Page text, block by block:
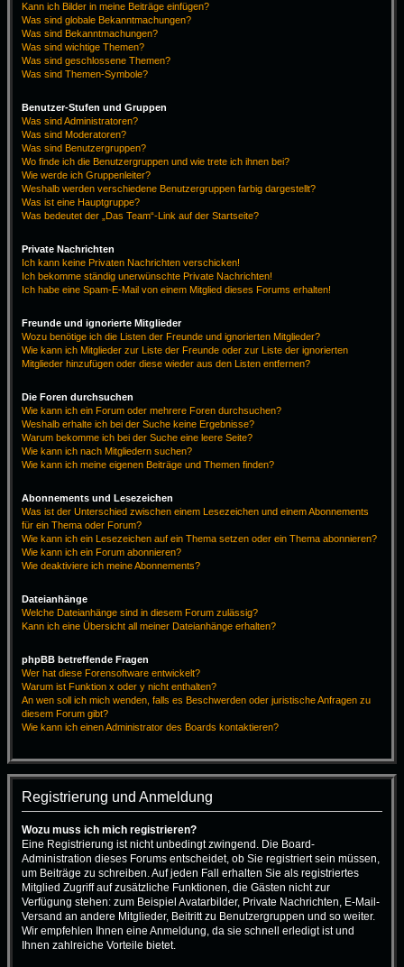
Kann ich Bilder in meine Beiträge einfügen?
Was sind globale Bekanntmachungen?
Was sind Bekanntmachungen?
Was sind wichtige Themen?
Was sind geschlossene Themen?
Was sind Themen-Symbole?
Benutzer-Stufen und Gruppen
Was sind Administratoren?
Was sind Moderatoren?
Was sind Benutzergruppen?
Wo finde ich die Benutzergruppen und wie trete ich ihnen bei?
Wie werde ich Gruppenleiter?
Weshalb werden verschiedene Benutzergruppen farbig dargestellt?
Was ist eine Hauptgruppe?
Was bedeutet der „Das Team“-Link auf der Startseite?
Private Nachrichten
Ich kann keine Privaten Nachrichten verschicken!
Ich bekomme ständig unerwünschte Private Nachrichten!
Ich habe eine Spam-E-Mail von einem Mitglied dieses Forums erhalten!
Freunde und ignorierte Mitglieder
Wozu benötige ich die Listen der Freunde und ignorierten Mitglieder?
Wie kann ich Mitglieder zur Liste der Freunde oder zur Liste der ignorierten
Mitglieder hinzufügen oder diese wieder aus den Listen entfernen?
Die Foren durchsuchen
Wie kann ich ein Forum oder mehrere Foren durchsuchen?
Weshalb erhalte ich bei der Suche keine Ergebnisse?
Warum bekomme ich bei der Suche eine leere Seite?
Wie kann ich nach Mitgliedern suchen?
Wie kann ich meine eigenen Beiträge und Themen finden?
Abonnements und Lesezeichen
Was ist der Unterschied zwischen einem Lesezeichen und einem Abonnements
für ein Thema oder Forum?
Wie kann ich ein Lesezeichen auf ein Thema setzen oder ein Thema abonnieren?
Wie kann ich ein Forum abonnieren?
Wie deaktiviere ich meine Abonnements?
Dateianhänge
Welche Dateianhänge sind in diesem Forum zulässig?
Kann ich eine Übersicht all meiner Dateianhänge erhalten?
phpBB betreffende Fragen
Wer hat diese Forensoftware entwickelt?
Warum ist Funktion x oder y nicht enthalten?
An wen soll ich mich wenden, falls es Beschwerden oder juristische Anfragen zu
diesem Forum gibt?
Wie kann ich einen Administrator des Boards kontaktieren?
Registrierung und Anmeldung
Wozu muss ich mich registrieren?
Eine Registrierung ist nicht unbedingt zwingend. Die Board-
Administration dieses Forums entscheidet, ob Sie registriert sein müssen,
um Beiträge zu schreiben. Auf jeden Fall erhalten Sie als registriertes
Mitglied Zugriff auf zusätzliche Funktionen, die Gästen nicht zur
Verfügung stehen: zum Beispiel Avatarbilder, Private Nachrichten, E-Mail-
Versand an andere Mitglieder, Beitritt zu Benutzergruppen und so weiter.
Wir empfehlen Ihnen eine Anmeldung, da sie schnell erledigt ist und
Ihnen zahlreiche Vorteile bietet.